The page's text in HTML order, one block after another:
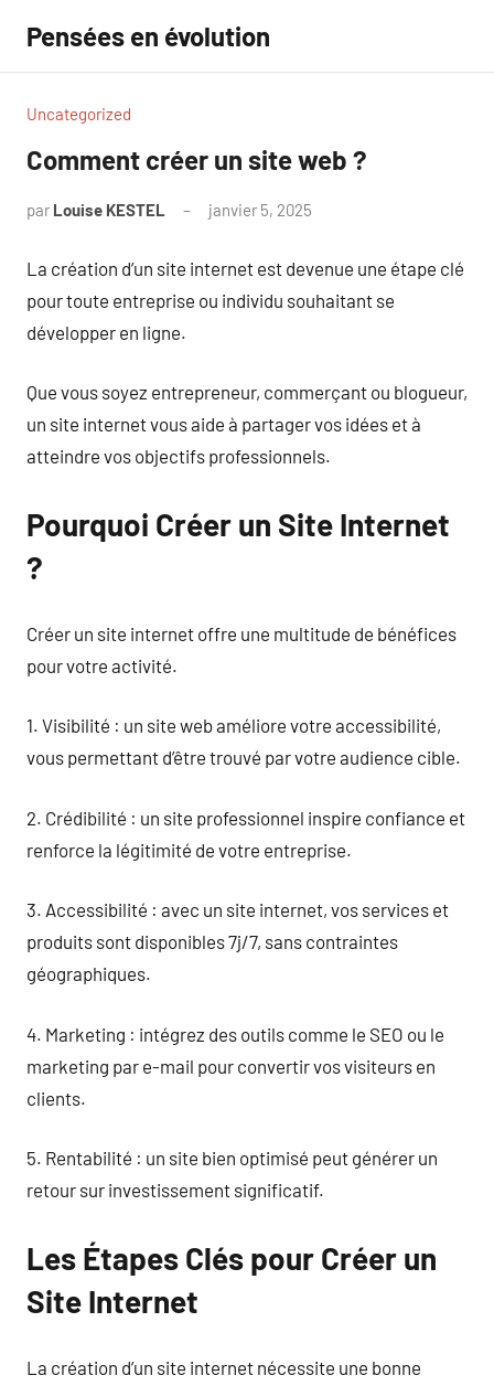
contenu
Pensées en évolution
Uncategorized
Comment créer un site web ?
par Louise KESTEL janvier 5, 2025
La création d’un site internet est devenue une étape clé
pour toute entreprise ou individu souhaitant se
développer en ligne.
Que vous soyez entrepreneur, commerçant ou blogueur,
un site internet vous aide à partager vos idées et à
atteindre vos objectifs professionnels.
Pourquoi Créer un Site Internet
?
Créer un site internet offre une multitude de bénéfices
pour votre activité.
1. Visibilité : un site web améliore votre accessibilité,
vous permettant d’être trouvé par votre audience cible.
2. Crédibilité : un site professionnel inspire confiance et
renforce la légitimité de votre entreprise.
3. Accessibilité : avec un site internet, vos services et
produits sont disponibles 7j/7, sans contraintes
géographiques.
4. Marketing : intégrez des outils comme le SEO ou le
marketing par e-mail pour convertir vos visiteurs en
clients.
5. Rentabilité : un site bien optimisé peut générer un
retour sur investissement significatif.
Les Étapes Clés pour Créer un
Site Internet
La création d’un site internet nécessite une bonne